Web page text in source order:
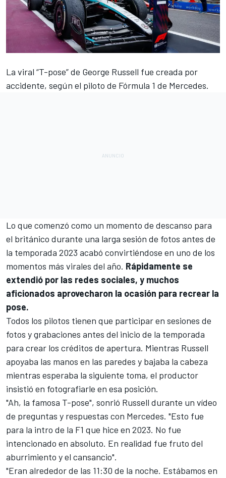
La viral “T-pose” de George Russell fue creada por
accidente, según el piloto de Fórmula 1 de Mercedes.
Lo que comenzó como un momento de descanso para
el británico durante una larga sesión de fotos antes de
la temporada 2023 acabó convirtiéndose en uno de los
momentos más virales del año. Rápidamente se
extendió por las redes sociales, y muchos
aficionados aprovecharon la ocasión para recrear la
pose.
Todos los pilotos tienen que participar en sesiones de
fotos y grabaciones antes del inicio de la temporada
para crear los créditos de apertura. Mientras Russell
apoyaba las manos en las paredes y bajaba la cabeza
mientras esperaba la siguiente toma, el productor
insistió en fotografiarle en esa posición.
"Ah, la famosa T-pose", sonrió Russell durante un vídeo
de preguntas y respuestas con Mercedes. "Esto fue
para la intro de la F1 que hice en 2023. No fue
intencionado en absoluto. En realidad fue fruto del
aburrimiento y el cansancio".
"Eran alrededor de las 11:30 de la noche. Estábamos en